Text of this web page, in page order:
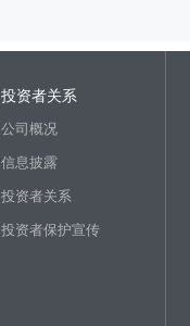
投资者关系
公司概况
信息披露
投资者关系
投资者保护宣传